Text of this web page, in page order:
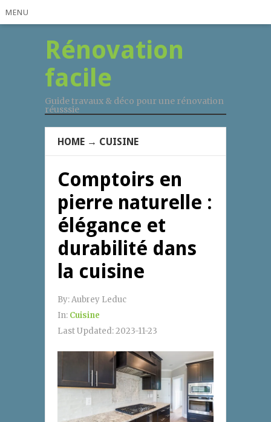
MENU
Rénovation
facile
Guide travaux & déco pour une rénovation
réusssie
HOME → CUISINE
Comptoirs en
pierre naturelle :
élégance et
durabilité dans
la cuisine
By:Aubrey Leduc
In: Cuisine
Last Updated:2023-11-23